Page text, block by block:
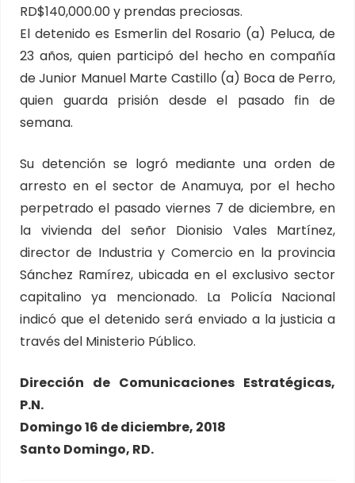
RD$140,000.00 y prendas preciosas.
El detenido es Esmerlin del Rosario (a) Peluca, de
23 años, quien participó del hecho en compañía
de Junior Manuel Marte Castillo (a) Boca de Perro,
quien guarda prisión desde el pasado fin de
semana.
Su detención se logró mediante una orden de
arresto en el sector de Anamuya, por el hecho
perpetrado el pasado viernes 7 de diciembre, en
la vivienda del señor Dionisio Vales Martínez,
director de Industria y Comercio en la provincia
Sánchez Ramírez, ubicada en el exclusivo sector
capitalino ya mencionado. La Policía Nacional
indicó que el detenido será enviado a la justicia a
través del Ministerio Público.
Dirección de Comunicaciones Estratégicas,
P.N.
Domingo 16 de diciembre, 2018
Santo Domingo, RD.